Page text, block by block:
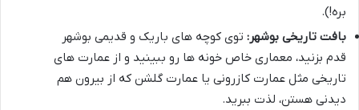
بره!).
بافت تاریخی بوشهر: توی کوچه های باریک و قدیمی بوشهر
قدم بزنید، معماری خاص خونه ها رو ببینید و از عمارت های
تاریخی مثل عمارت کازرونی یا عمارت گلشن که از بیرون هم
دیدنی هستن، لذت ببرید.